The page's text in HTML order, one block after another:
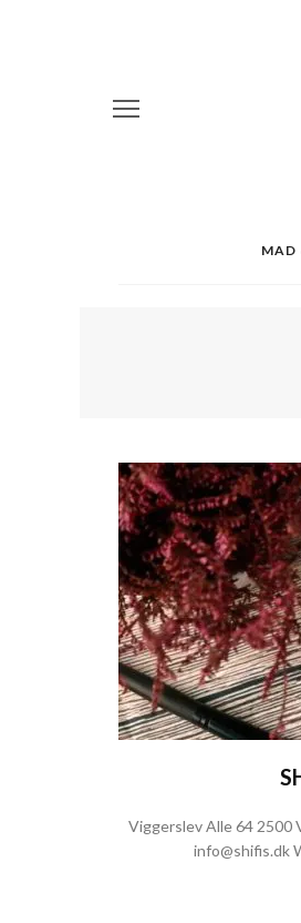
MAD
Viggerslev Alle 64 2500
info@shifis.dk